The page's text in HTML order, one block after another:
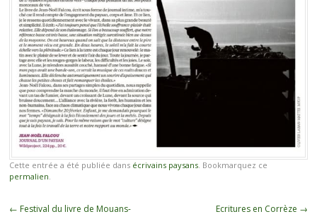
Cette entrée a été publiée dans écrivains paysans. Bookmarquez ce
permalien.
Navigation des articles
← Festival du livre de Mouans-
Ecritures en Corrèze →